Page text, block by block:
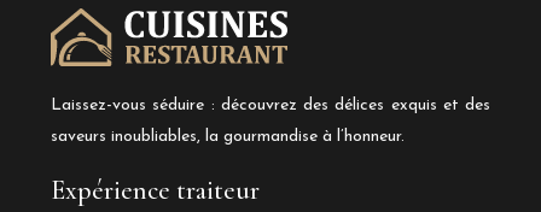
Laissez-vous séduire : découvrez des délices exquis et des
saveurs inoubliables, la gourmandise à l’honneur.
Expérience traiteur